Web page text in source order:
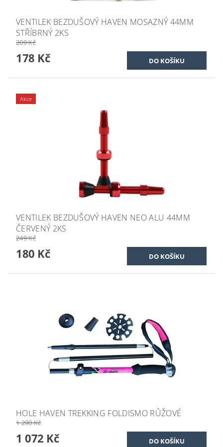
VENTILEK BEZDUŠOVÝ HAVEN MOSAZNÝ 44MM
STŘÍBRNÝ 2KS
209 Kč
178 Kč
Akce
VENTILEK BEZDUŠOVÝ HAVEN NEO ALU 44MM
ČERVENÝ 2KS
249 Kč
180 Kč
HOLE HAVEN TREKKING FOLDISMO RŮŽOVÉ
1 290 Kč
1 072 Kč